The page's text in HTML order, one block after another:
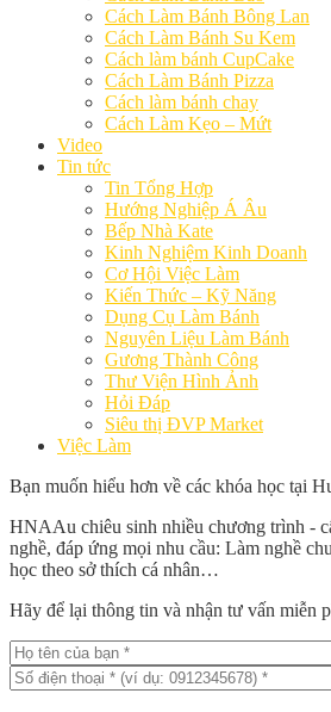
Cách Làm Bánh Bông Lan
Cách Làm Bánh Su Kem
Cách làm bánh CupCake
Cách Làm Bánh Pizza
Cách làm bánh chay
Cách Làm Kẹo – Mứt
Video
Tin tức
Tin Tổng Hợp
Hướng Nghiệp Á Âu
Bếp Nhà Kate
Kinh Nghiệm Kinh Doanh
Cơ Hội Việc Làm
Kiến Thức – Kỹ Năng
Dụng Cụ Làm Bánh
Nguyên Liệu Làm Bánh
Gương Thành Công
Thư Viện Hình Ảnh
Hỏi Đáp
Siêu thị ĐVP Market
Việc Làm
Bạn muốn hiểu hơn về các khóa học tại
HNAAu chiêu sinh nhiều chương trình -
nghề, đáp ứng mọi nhu cầu: Làm nghề
học theo sở thích cá nhân…
Hãy để lại thông tin và nhận tư vấn miễn